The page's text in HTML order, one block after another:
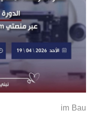
im Bau